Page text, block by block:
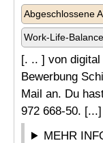
Abgeschlossene
Work-Life-Balance
[. .. ] von
Bewerbung
Mail an. Du
972 668-50. [...]
MEHR